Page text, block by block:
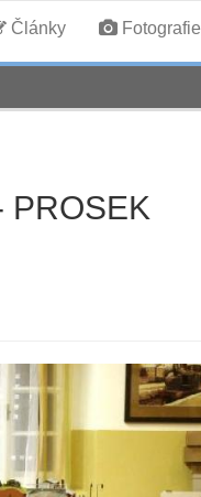
Články Fotografie
PROSEK